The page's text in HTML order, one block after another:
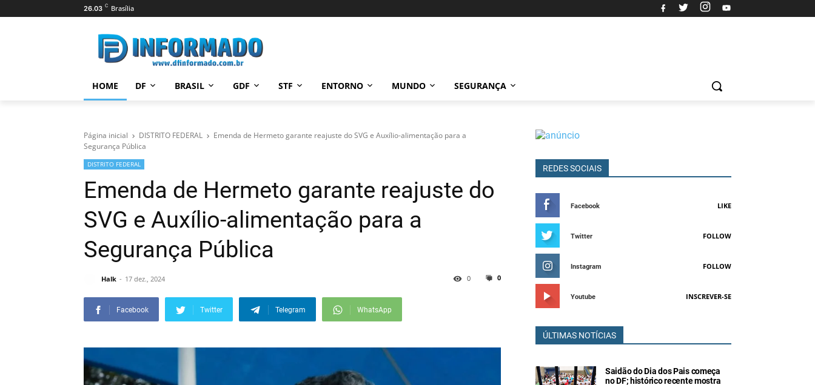
26.03 C Brasília
HOME DF BRASIL GDF STF ENTORNO MUNDO SEGURANÇA
Página inicial DISTRITO FEDERAL
Emenda de Hermeto garante reajuste do SVG e Auxílio-alimentação para a
Segurança Pública
DISTRITO FEDERAL
Emenda de Hermeto garante reajuste do
SVG e Auxílio-alimentação para a
Segurança Pública
Halk 17 dez., 2024 0
0
Facebook Twitter Telegram WhatsApp
REDES SOCIAIS
Facebook LIKE
Twitter FOLLOW
Instagram FOLLOW
Youtube INSCREVER-SE
ÚLTIMAS NOTÍCIAS
Saidão do Dia dos Pais começa
no DF; histórico recente mostra